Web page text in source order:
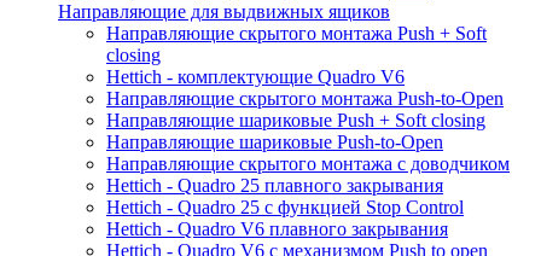
Направляющие для выдвижных ящиков
Направляющие скрытого монтажа Push + Soft
closing
Hettich - комплектующие Quadro V6
Направляющие скрытого монтажа Push-to-Open
Направляющие шариковые Push + Soft closing
Направляющие шариковые Push-to-Open
Направляющие скрытого монтажа с доводчиком
Hettich - Quadro 25 плавного закрывания
Hettich - Quadro 25 с функцией Stop Control
Hettich - Quadro V6 плавного закрывания
Hettich - Quadro V6 с механизмом Push to open